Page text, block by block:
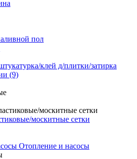
пол
клей д/плитки/затирка
(9)
москитные сетки
Отопление и насосы